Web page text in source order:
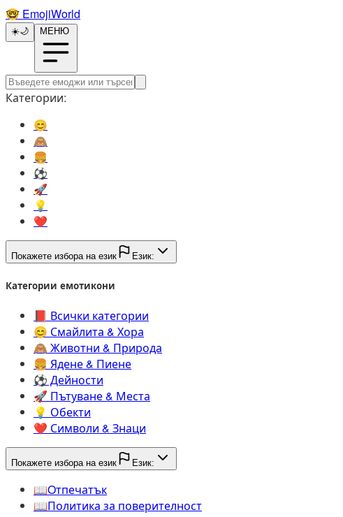
🤓️ EmojiWorld
☀️🌙 МЕНЮ
Категории:
😊️
🙈️
🍔️
⚽️
🚀️
💡️
❤️
Покажете избора на език Език:
Категории емотикони
📕️ Всички категории
😊️ Смайлита & Хора
🙈️ Животни & Природа
🍔️ Ядене & Пиене
⚽️ Дейности
🚀️ Пътуване & Места
💡️ Обекти
❤️ Символи & Знаци
Покажете избора на език Език:
📖️Oтпечатък
📖️Политика за поверителност